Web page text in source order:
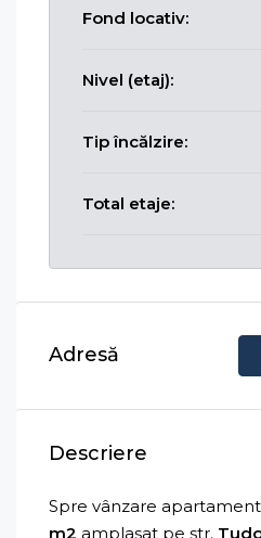
Fond locativ:
Nivel (etaj):
Tip încălzire:
Total etaje:
Adresă
Descriere
Spre vânzare
m2 amplasat pe str.